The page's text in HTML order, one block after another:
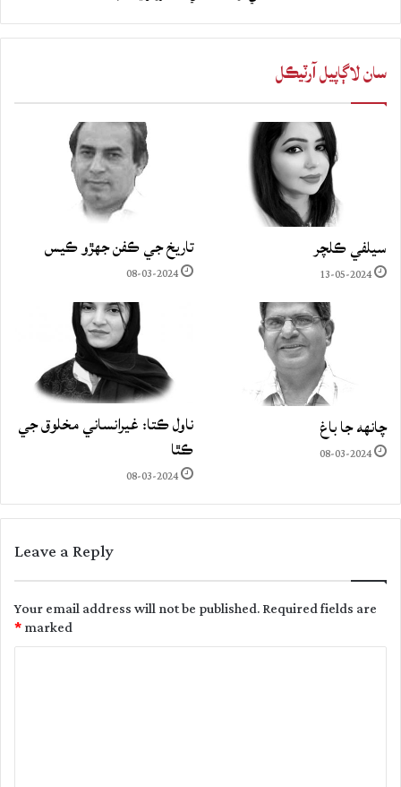
سان لاڳاپيل آرٽيڪل
سيلفي ڪلچر
13-05-2024
تاريخ جي ڪفن جھڙو ڪيس
08-03-2024
چانهه جا باغ
08-03-2024
ناول ڪتا: غيرانساني مخلوق جي
ڪٿا
08-03-2024
Leave a Reply
Your email address will not be published.Required fields are
marked
*